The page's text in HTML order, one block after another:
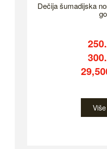
Dečija šumadijska